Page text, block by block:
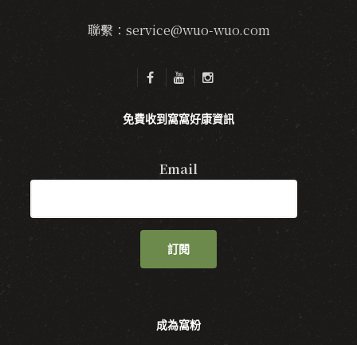
聯繫：service@wuo-wuo.com
免費收到窩窩好康資訊
Email
訂閱
成為窩粉